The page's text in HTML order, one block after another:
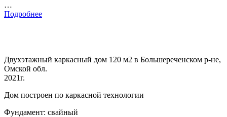
…
Подробнее
Двухэтажный каркасный дом 120 м2 в Большереченском р-не,
Омской обл.
2021г.
Дом построен по каркасной технологии
Фундамент: свайный